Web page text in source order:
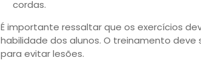
cordas.
É importante ressaltar que os exercícios
habilidade dos alunos. O treinamento
para evitar lesões.